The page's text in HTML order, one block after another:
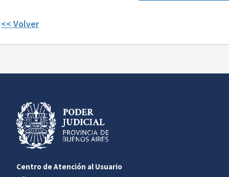
<< Volver
Centro de Atención al Usuario